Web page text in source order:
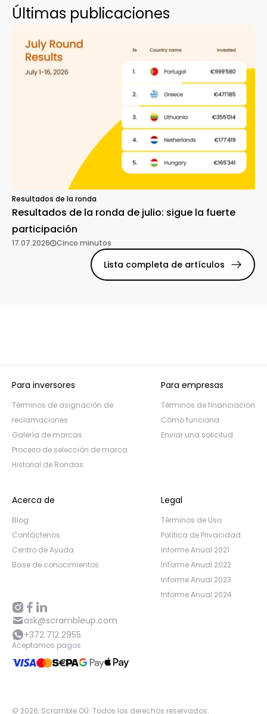
Últimas publicaciones
Resultados de la ronda
Resultados de la ronda de julio: sigue la fuerte
participación
17.07.2026 Cinco minutos
Lista completa de artículos
Para inversores
Términos de asignación de
reclamaciones
Galería de marcas
Proceso de selección de marca
Historial de Rondas
Para empresas
Términos de financiación
Cómo funciona
Enviar una solicitud
Acerca de
Blog
Contáctenos
Centro de Ayuda
Base de conocimientos
Legal
Términos de Uso
Política de Privacidad
Informe Anual 2021
Informe Anual 2022
Informe Anual 2023
Informe Anual 2024
ask@scrambleup.com
+372 712 2955
Aceptamos pagos
© 2026, Scramble OÜ. Todos los derechos reservados.